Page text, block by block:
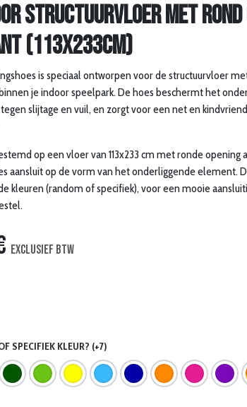
structuurvloer met rond
(113x233cm)
is speciaal ontworpen voor de structuurvloer
je indoor speelpark. De hoes beschermt het
slijtage en vuil, en zorgt voor een net en
op een vloer van 113x233 cm met ronde opening
aansluit op de vorm van het onderliggende element.
kleuren (random of specifiek), voor een mooie
Exclusief btw
SPECIFIEK KLEUR? (+7)